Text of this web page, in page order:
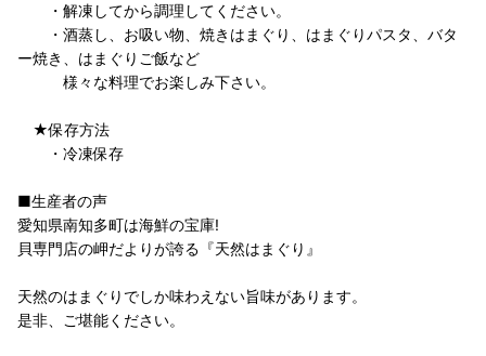
・解凍してから調理してください。
・酒蒸し、お吸い物、焼きはまぐり、はまぐりパスタ、バタ
ー焼き、はまぐりご飯など
様々な料理でお楽しみ下さい。
★保存方法
・冷凍保存
■生産者の声
愛知県南知多町は海鮮の宝庫!
貝専門店の岬だよりが誇る『天然はまぐり』
天然のはまぐりでしか味わえない旨味があります。
是非、ご堪能ください。